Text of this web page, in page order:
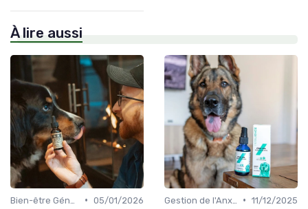
À lire aussi
• 05/01/2026
• 11/12/2025